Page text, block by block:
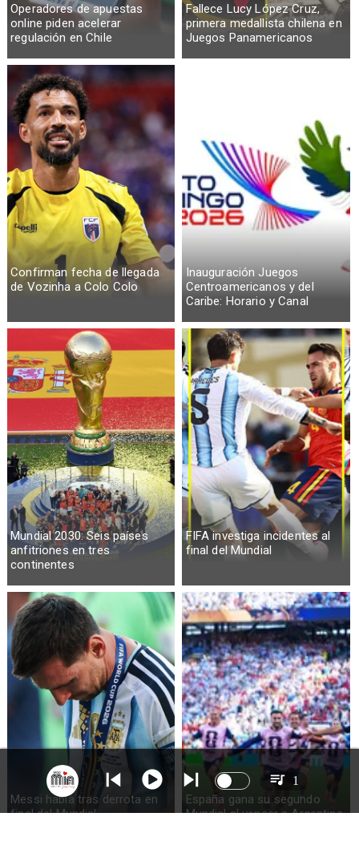
Operadores de apuestas
online piden acelerar
regulación en Chile
Fallece Lucy López Cruz,
primera medallista chilena en
Juegos Panamericanos
Confirman fecha de llegada
de Vozinha a Colo Colo
Inauguración Juegos
Centroamericanos y del
Caribe: Horario y Canal
Mundial 2030: Seis países
anfitriones en tres
continentes
FIFA investiga incidentes al
final del Mundial
Messi habla tras derrota en
final del Mundial
España gana su segundo
Mundial al vencer a Argentina
1